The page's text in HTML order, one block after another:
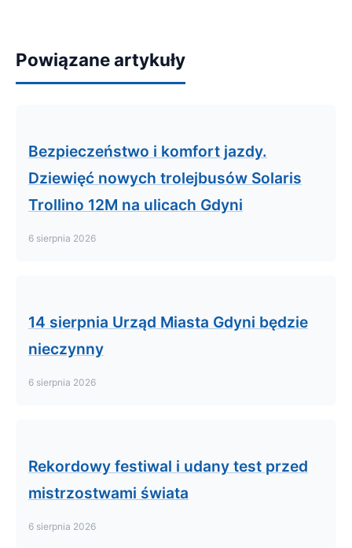
Powiązane artykuły
Bezpieczeństwo i komfort jazdy.
Dziewięć nowych trolejbusów Solaris
Trollino 12M na ulicach Gdyni
6 sierpnia 2026
14 sierpnia Urząd Miasta Gdyni będzie
nieczynny
6 sierpnia 2026
Rekordowy festiwal i udany test przed
mistrzostwami świata
6 sierpnia 2026